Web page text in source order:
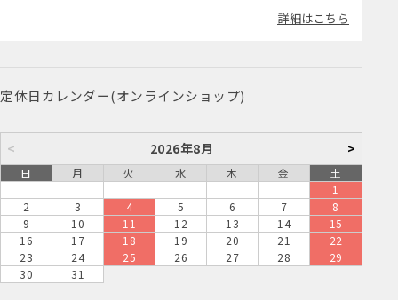
詳細はこちら
定休日カレンダー(オンラインショップ)
< 2026年8月 >
日 月 火 水 木 金
土
1
2
3 4 5 6 7
8
9
10 11 12 13 14
15
16
17 18 19 20 21
22
23
24 25 26 27 28
29
30
31